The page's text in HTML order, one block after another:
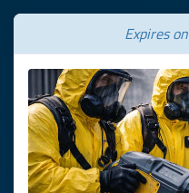
Expires on